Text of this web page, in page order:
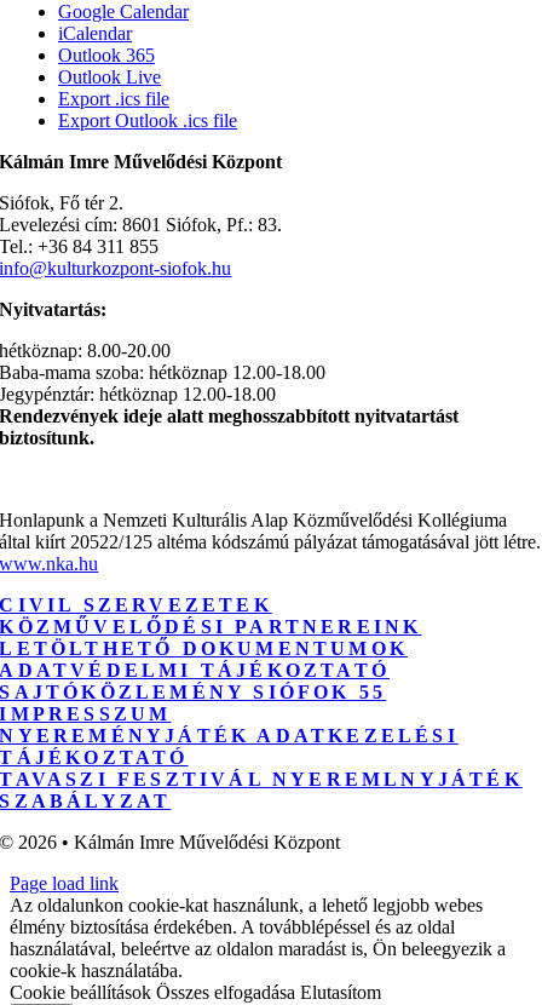
Google Calendar
iCalendar
Outlook 365
Outlook Live
Export .ics file
Export Outlook .ics file
Kálmán Imre Művelődési Központ
Siófok, Fő tér 2.
Levelezési cím: 8601 Siófok, Pf.: 83.
Tel.: +36 84 311 855
info@kulturkozpont-siofok.hu
Nyitvatartás:
hétköznap: 8.00-20.00
Baba-mama szoba: hétköznap 12.00-18.00
Jegypénztár: hétköznap 12.00-18.00
Rendezvények ideje alatt meghosszabbított nyitvatartást
biztosítunk.
Honlapunk a Nemzeti Kulturális Alap Közművelődési Kollégiuma
által kiírt 20522/125 altéma kódszámú pályázat támogatásával jött létre.
www.nka.hu
CIVIL SZERVEZETEK
KÖZMŰVELŐDÉSI PARTNEREINK
LETÖLTHETŐ DOKUMENTUMOK
ADATVÉDELMI TÁJÉKOZTATÓ
SAJTÓKÖZLEMÉNY SIÓFOK 55
IMPRESSZUM
NYEREMÉNYJÁTÉK ADATKEZELÉSI
TÁJÉKOZTATÓ
TAVASZI FESZTIVÁL NYEREMLNYJÁTÉK
SZABÁLYZAT
© 2026 • Kálmán Imre Művelődési Központ
Page load link
Az oldalunkon cookie-kat használunk, a lehető legjobb webes
élmény biztosítása érdekében. A továbblépéssel és az oldal
használatával, beleértve az oldalon maradást is, Ön beleegyezik a
cookie-k használatába.
Cookie beállítások Összes elfogadása Elutasítom